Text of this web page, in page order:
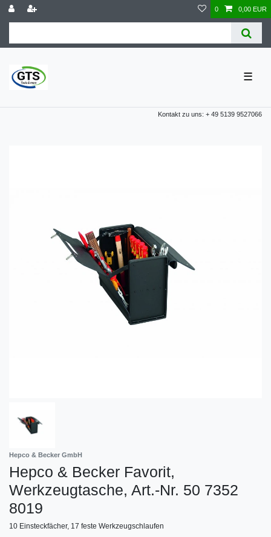
0 0,00 EUR
☰
Kontakt zu uns: + 49 5139 9527066
Hepco & Becker GmbH
Hepco & Becker Favorit,
Werkzeugtasche, Art.-Nr. 50 7352
8019
10 Einsteckfächer, 17 feste Werkzeugschlaufen